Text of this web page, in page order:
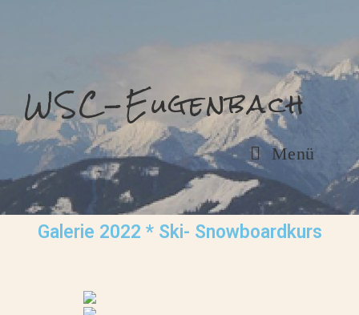
WSC-Eugenbach
Menü
Galerie 2022 * Ski- Snowboardkurs